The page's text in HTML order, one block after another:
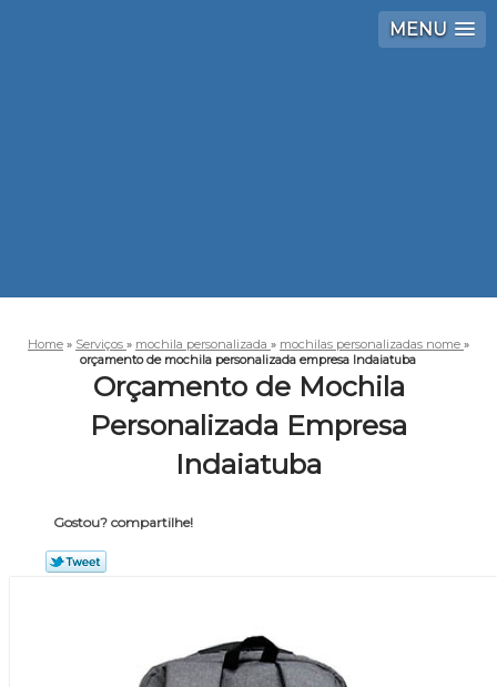
MENU
Home » Serviços » mochila personalizada » mochilas personalizadas nome »
orçamento de mochila personalizada empresa Indaiatuba
Orçamento de Mochila
Personalizada Empresa
Indaiatuba
Gostou? compartilhe!